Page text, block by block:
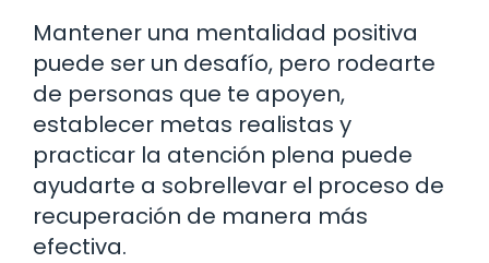
Mantener una mentalidad positiva
puede ser un desafío, pero rodearte
de personas que te apoyen,
establecer metas realistas y
practicar la atención plena puede
ayudarte a sobrellevar el proceso de
recuperación de manera más
efectiva.